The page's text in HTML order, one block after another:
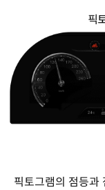
픽토그램의 점등과